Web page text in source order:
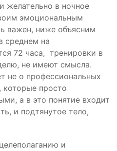
желательно в ночное
эмоциональным
важен, ниже объясним
среднем на
72 часа, тренировки в
не имеют смысла.
не о профессиональных
которые просто
а в это понятие входит
и подтянутое тело,
и